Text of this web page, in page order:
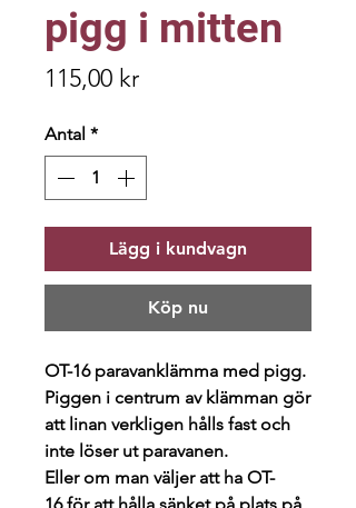
pigg i mitten
115,00 krPris
Antal *
Lägg i kundvagn
Köp nu
OT-16 paravanklämma med pigg.
Piggen i centrum av klämman gör
att linan verkligen hålls fast och
inte löser ut paravanen.
Eller om man väljer att ha OT-